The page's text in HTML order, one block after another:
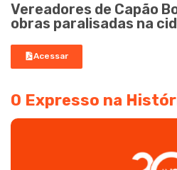
Vereadores de Capão
obras paralisadas na
Acessar
O Expresso na